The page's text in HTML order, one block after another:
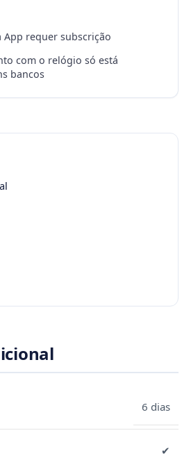
App requer subscrição
com o relógio só está
bancos
6 dias
✔